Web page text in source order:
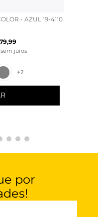
- AZUL 19-4110
,99
sem juros
+2
por